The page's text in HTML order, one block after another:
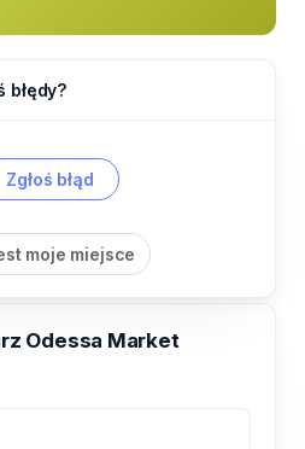
błędy?
Zgłoś błąd
moje miejsce
Odessa Market